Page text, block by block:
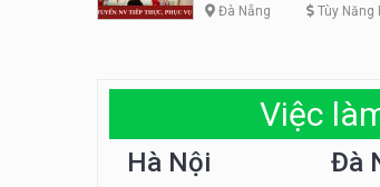
Đà Nẵng Tùy Năng
Việc
Hà Nội Đà